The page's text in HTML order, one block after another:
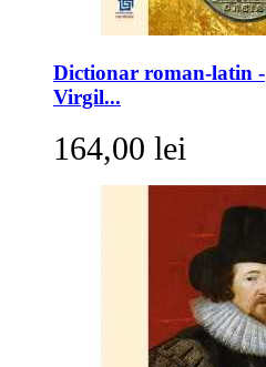
Dictionar roman-latin -
Virgil...
164,00 lei